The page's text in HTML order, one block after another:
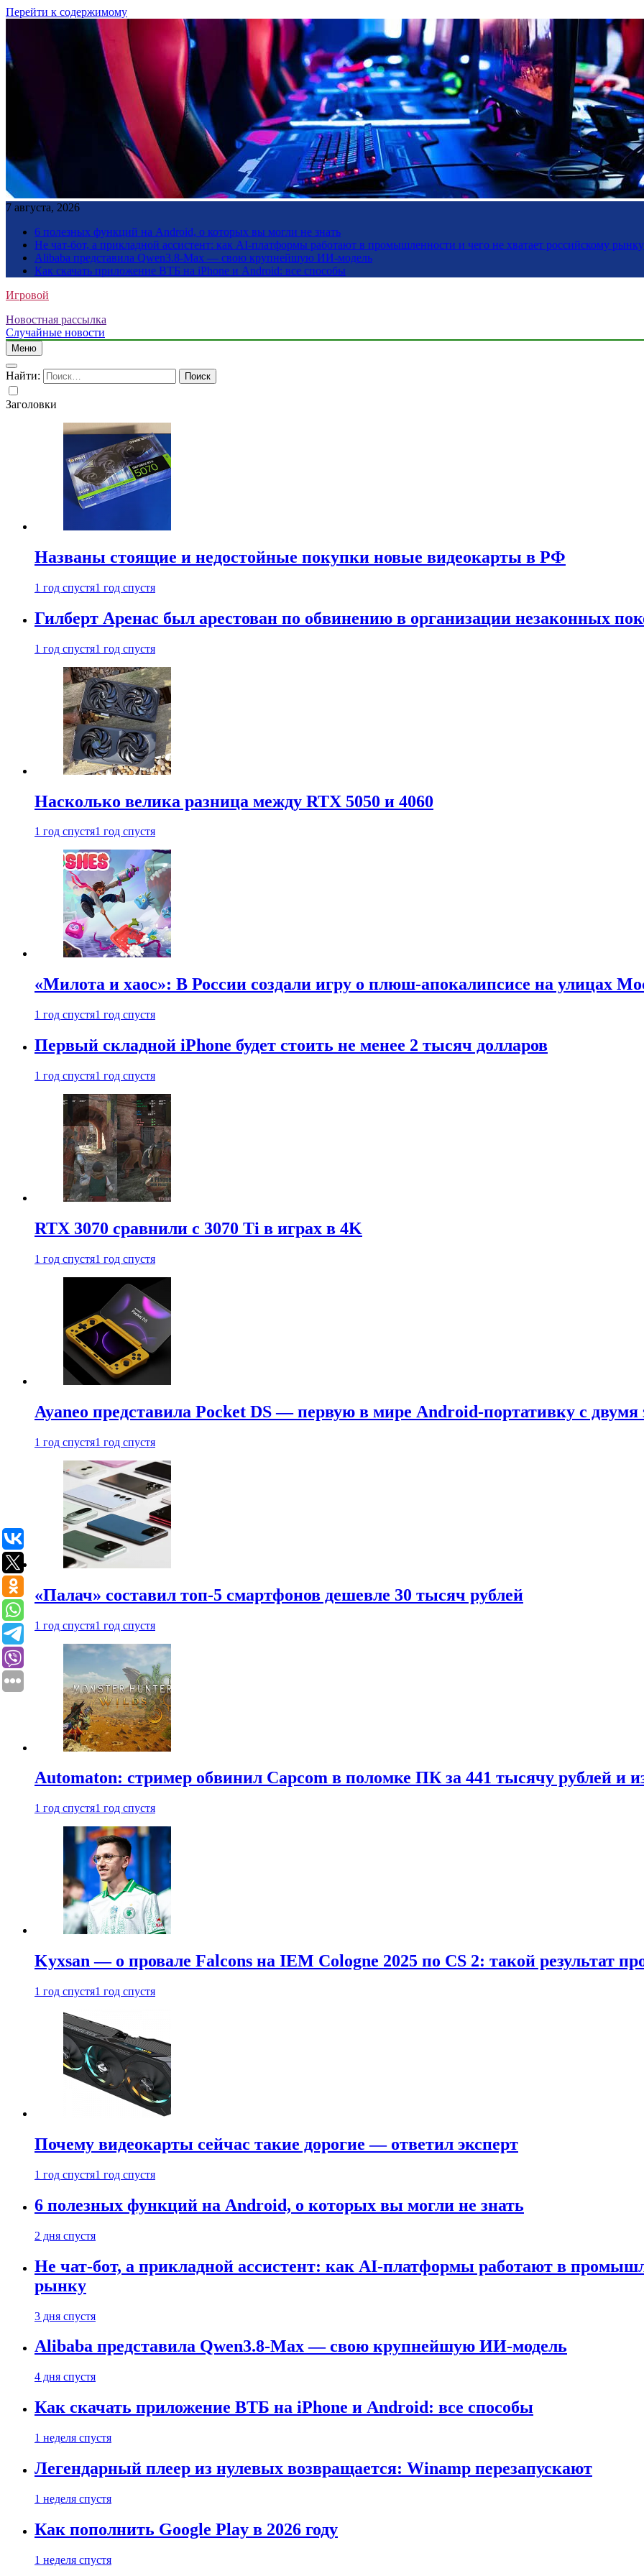
Перейти к содержимому
7 августа, 2026
6 полезных функций на Android, о которых вы могли не знать
Не чат-бот, а прикладной ассистент: как AI-платформы работают в промышленности и чего не хватает российскому рынку
Alibaba представила Qwen3.8-Max — свою крупнейшую ИИ-модель
Как скачать приложение ВТБ на iPhone и Android: все способы
Игровой
Новостная рассылка
Случайные новости
Меню
Найти:
Заголовки
Названы стоящие и недостойные покупки новые видеокарты в РФ
1 год спустя1 год спустя
Гилберт Аренас был арестован по обвинению в организации незаконных
1 год спустя1 год спустя
Насколько велика разница между RTX 5050 и 4060
1 год спустя1 год спустя
«Милота и хаос»: В России создали игру о плюш-апокалипсисе на улицах
1 год спустя1 год спустя
Первый складной iPhone будет стоить не менее 2 тысяч долларов
1 год спустя1 год спустя
RTX 3070 сравнили с 3070 Ti в играх в 4K
1 год спустя1 год спустя
Ayaneo представила Pocket DS — первую в мире Android-портативку с двумя
1 год спустя1 год спустя
«Палач» составил топ-5 смартфонов дешевле 30 тысяч рублей
1 год спустя1 год спустя
Automaton: стример обвинил Capcom в поломке ПК за 441 тысячу рублей и
1 год спустя1 год спустя
Kyxsan — о провале Falcons на IEM Cologne 2025 по CS 2: такой результат
1 год спустя1 год спустя
Почему видеокарты сейчас такие дорогие — ответил эксперт
1 год спустя1 год спустя
6 полезных функций на Android, о которых вы могли не знать
2 дня спустя
Не чат-бот, а прикладной ассистент: как AI-платформы работают в
рынку
3 дня спустя
Alibaba представила Qwen3.8-Max — свою крупнейшую ИИ-модель
4 дня спустя
Как скачать приложение ВТБ на iPhone и Android: все способы
1 неделя спустя
Легендарный плеер из нулевых возвращается: Winamp перезапускают
1 неделя спустя
Как пополнить Google Play в 2026 году
1 неделя спустя